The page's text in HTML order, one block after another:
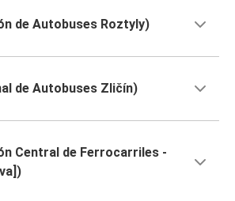
de Autobuses Roztyly)
de Autobuses Zličín)
Central de Ferrocarriles -